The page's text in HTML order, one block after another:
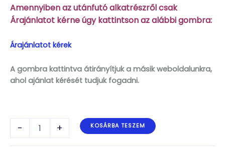
Amennyiben az utánfutó alkatrészről csak
Árajánlatot kérne úgy kattintson az alábbi gombra:
Árajánlatot kérek
A gombra kattintva átirányítjuk a másik weboldalunkra,
ahol ajánlat kérését tudjuk fogadni.
- + KOSÁRBA TESZEM